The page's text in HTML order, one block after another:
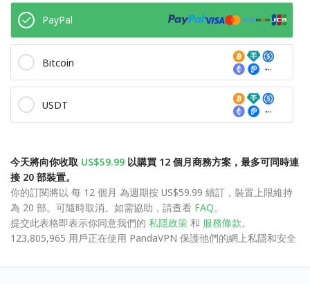
PayPal
Bitcoin
USDT
今天將向你收取 US$59.99 以購買 12 個月商務方案，最多可同時連
接 20 部裝置。
你的訂閱將以 每 12 個月 為週期按 US$59.99 續訂，裝置上限維持
為 20 部。可隨時取消。如需協助，請查看 FAQ。
提交此表格即表示你同意我們的 私隱政策 和 服務條款。
123,805,965 用戶正在使用 PandaVPN 保護他們的網上私隱和安全